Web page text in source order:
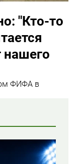
"Кто‑то
нашего
ФИФА в